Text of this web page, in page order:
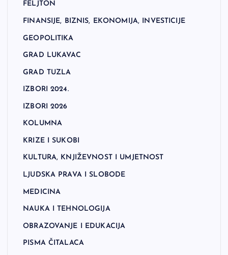
FELJTON
FINANSIJE, BIZNIS, EKONOMIJA, INVESTICIJE
GEOPOLITIKA
GRAD LUKAVAC
GRAD TUZLA
IZBORI 2024.
IZBORI 2026
KOLUMNA
KRIZE I SUKOBI
KULTURA, KNJIŽEVNOST I UMJETNOST
LJUDSKA PRAVA I SLOBODE
MEDICINA
NAUKA I TEHNOLOGIJA
OBRAZOVANJE I EDUKACIJA
PISMA ČITALACA